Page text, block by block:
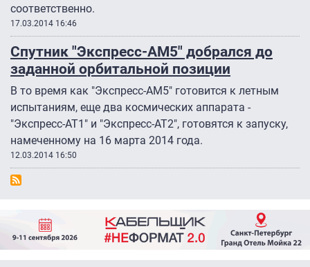
соответственно.
17.03.2014 16:46
Спутник "Экспресс-АМ5" добрался до
заданной орбитальной позиции
В то время как "Экспресс-АМ5" готовится к летным
испытаниям, еще два космических аппарата -
"Экспресс-АТ1" и "Экспресс-АТ2", готовятся к запуску,
намеченному на 16 марта 2014 года.
12.03.2014 16:50